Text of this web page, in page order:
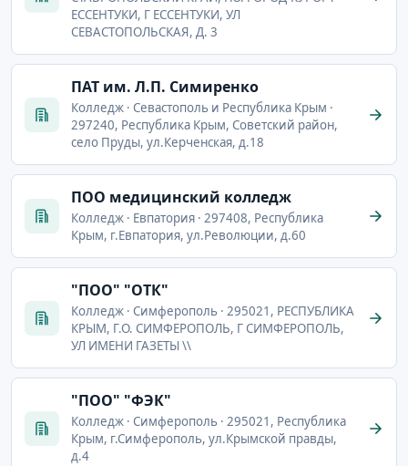
ЕССЕНТУКИ, Г ЕССЕНТУКИ, УЛ
СЕВАСТОПОЛЬСКАЯ, Д. 3
ПАТ им. Л.П. Симиренко
Колледж · Севастополь и Республика Крым ·
297240, Республика Крым, Советский район,
село Пруды, ул.Керченская, д.18
ПОО медицинский колледж
Колледж · Евпатория · 297408, Республика
Крым, г.Евпатория, ул.Революции, д.60
"ПОО" "ОТК"
Колледж · Симферополь · 295021, РЕСПУБЛИКА
КРЫМ, Г.О. СИМФЕРОПОЛЬ, Г СИМФЕРОПОЛЬ,
УЛ ИМЕНИ ГАЗЕТЫ \\
"ПОО" "ФЭК"
Колледж · Симферополь · 295021, Республика
Крым, г.Симферополь, ул.Крымской правды,
д.4